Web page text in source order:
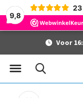
9,8
23
Voor